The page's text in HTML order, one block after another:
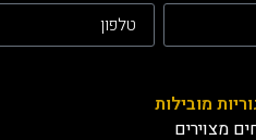
מובילות
מצוירים